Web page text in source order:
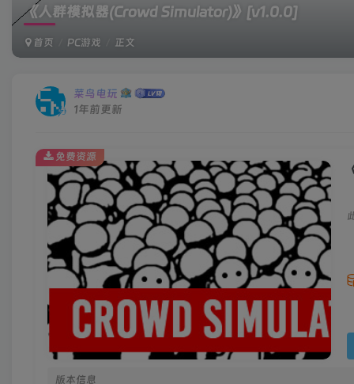
《人群模拟器(Crowd Simulator)》 [v1.0.0]
首页 PC游戏 正文
菜鸟电玩
1年前更新
版本信息
免费资源